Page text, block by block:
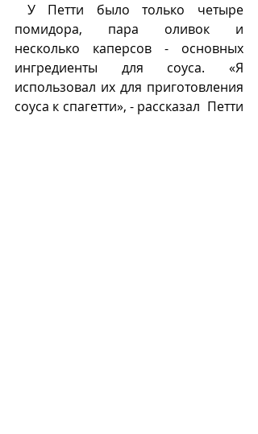
помидора, пара оливок и
несколько каперсов - основных
ингредиенты для соуса. «Я
использовал их для приготовления
соуса к спагетти», - рассказал  Петти